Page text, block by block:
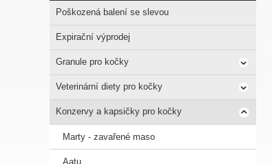
Poškozená balení se slevou
Expirační výprodej
Granule pro kočky
Veterinární diety pro kočky
Konzervy a kapsičky pro kočky
Marty - zavařené maso
Aatu